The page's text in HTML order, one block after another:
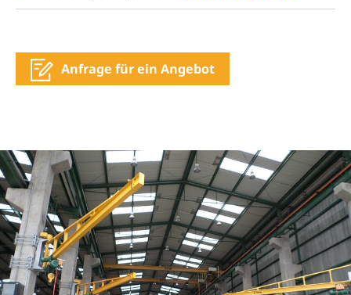
Anfrage für ein Angebot